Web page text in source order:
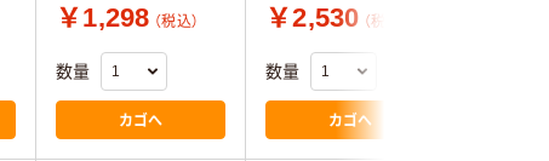
￥1,298 （税込）
数量
カゴへ
￥2,530 （税込）
数量
カゴへ